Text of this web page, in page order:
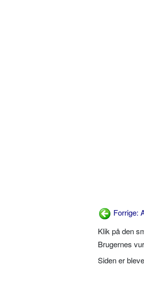
Forrige:
Klik på den
Brugernes
Siden er